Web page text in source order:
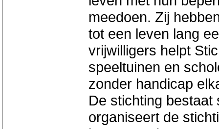
meedoen. Zij
tot een leven lang
vrijwilligers helpt
speeltuinen en
zonder handicap
De stichting bestaat
organiseert de